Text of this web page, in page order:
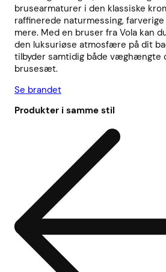
brusearmaturer i den klassiske
raffinerede naturmessing,
mere. Med en bruser fra Vola kan
den luksuriøse atmosfære på dit
tilbyder samtidig både væghængte
brusesæt.
Se brandet
Produkter i samme stil